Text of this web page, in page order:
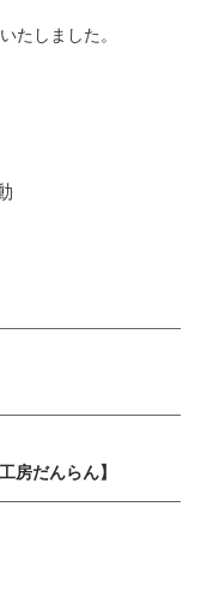
たしました。
房だんらん】